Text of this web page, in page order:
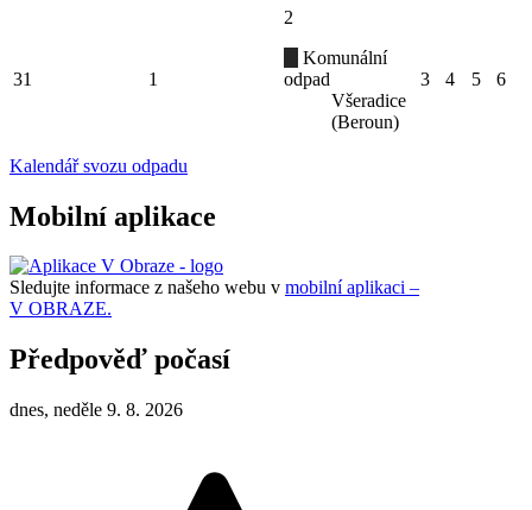
31 1
2
Komunální
odpad
Všeradice
(Beroun)
3 4 5 6
Kalendář svozu odpadu
Mobilní aplikace
Sledujte informace z našeho webu v mobilní aplikaci –
V OBRAZE.
Předpověď počasí
dnes, neděle 9. 8. 2026